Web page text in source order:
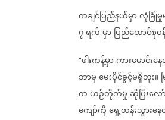
ကချင်ပြည်နယ်မှာလုံခြုံမှု
၇ရက်မှာပြည်ထောင်စုဝ
"ဖါးကန့်မှာကားမောင်းန
ဘာမှမေးပိုင်ခွင့်မရှိဘူး။
ကယဉ်တိုက်မှုဆိုပြီးလ
ကျော်ကိုရှေ့တန်းသွားန